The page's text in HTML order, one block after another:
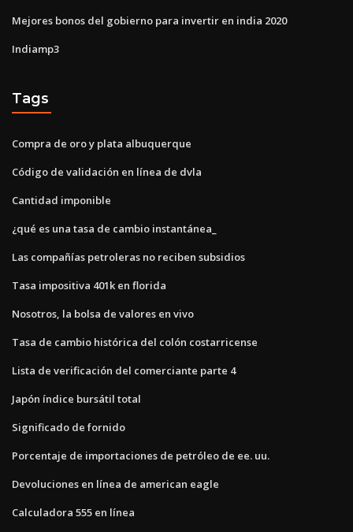
Mejores bonos del gobierno para invertir en india 2020
Indiamp3
Tags
Compra de oro y plata albuquerque
Código de validación en línea de dvla
Cantidad imponible
¿qué es una tasa de cambio instantánea_
Las compañías petroleras no reciben subsidios
Tasa impositiva 401k en florida
Nosotros, la bolsa de valores en vivo
Tasa de cambio histórica del colón costarricense
Lista de verificación del comerciante parte 4
Japón índice bursátil total
Significado de fornido
Porcentaje de importaciones de petróleo de ee. uu.
Devoluciones en línea de american eagle
Calculadora 555 en línea